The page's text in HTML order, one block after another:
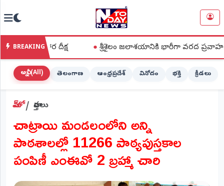
హోమ్
(Home)
STREAMING
లైవ్
టీవీ
(Live
TV)
లైవ్
BREAKING
దీక్ష ●శ్రీశైలం జలాశయానికి భారీగా వరద ప్రవాహం ●
అన్నీ (All) తెలంగాణ ఆంధ్రప్రదేశ్ వినోదం భక్తి క్రీడలు
హోమ్ వార్తలు
చాట్రాయి మండలంలోని అన్ని
పాఠశాలల్లో 11266 పాఠ్యపుస్తకాల
పంపిణీ ఎంఈవో 2 బ్రహ్మా చారి